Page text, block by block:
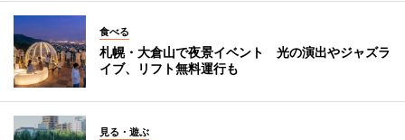
食べる
札幌・大倉山で夜景イベント 光の演出やジャズラ
イブ、リフト無料運行も
見る・遊ぶ